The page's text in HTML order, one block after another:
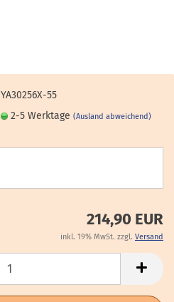
YA30256X-55
2-5 Werktage(Ausland abweichend)
214,90 EUR
inkl. 19% MwSt. zzgl. Versand